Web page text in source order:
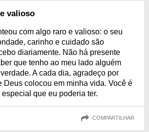
valioso
com algo raro e valioso: o seu
carinho e cuidado são
diariamente. Não há presente
que tenho ao meu lado alguém
A cada dia, agradeço por
Deus colocou em minha vida. Você é
que eu poderia ter.
COMPARTILHAR